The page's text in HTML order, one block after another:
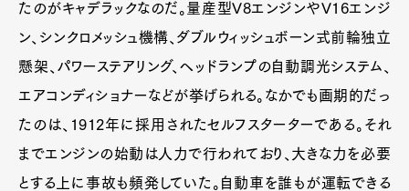
たのがキャデラックなのだ。量産型V8エンジンやV16エンジ
ン、シンクロメッシュ機構、ダブルウィッシュボーン式前輪独立
懸架、パワーステアリング、ヘッドランプの自動調光システム、
エアコンディショナーなどが挙げられる。なかでも画期的だっ
たのは、1912年に採用されたセルフスターターである。それ
までエンジンの始動は人力で行われており、大きな力を必要
とする上に事故も頻発していた。自動車を誰もが運転できる